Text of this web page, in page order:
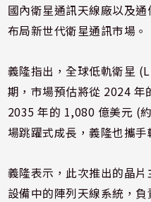
國內衛星通訊天線廠以及
布局新世代衛星通訊市場。
義隆指出，全球低軌衛星
期，市場預估將從 2024 年
2035 年的 1,080 億美元 (
場跳躍式成長，義隆也攜手
義隆表示，此次推出的晶
設備中的陣列天線系統，